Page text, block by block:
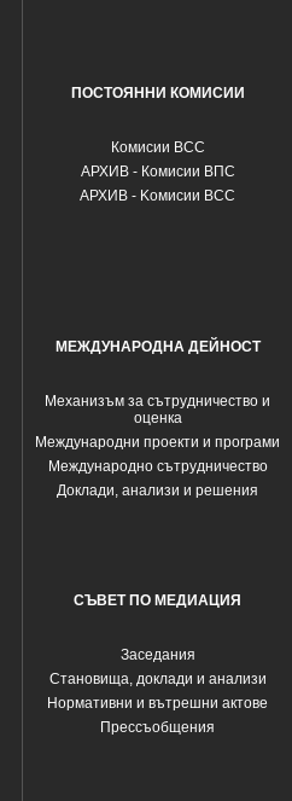
ПОСТОЯННИ КОМИСИИ
Комисии ВСС
АРХИВ - Комисии ВПС
АРХИВ - Kомисии ВСС
МЕЖДУНАРОДНА ДЕЙНОСТ
Механизъм за сътрудничество и
оценка
Международни проекти и програми
Международно сътрудничество
Доклади, анализи и решения
СЪВЕТ ПО МЕДИАЦИЯ
Заседания
Становища, доклади и анализи
Нормативни и вътрешни актове
Прессъобщения